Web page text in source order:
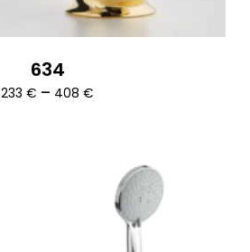
634
233€ – 408€